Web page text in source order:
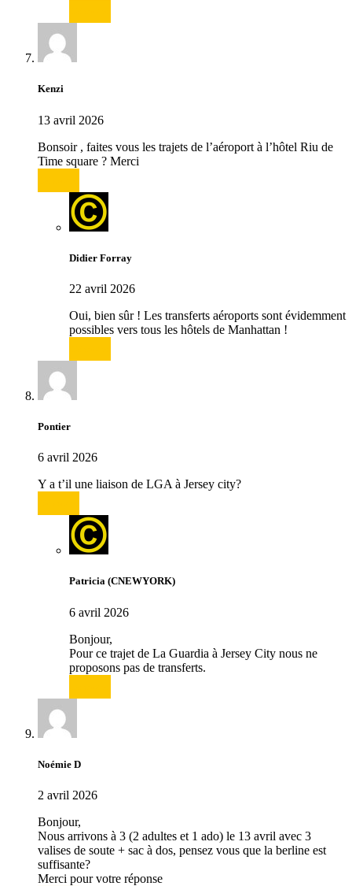
Kenzi
13 avril 2026
Bonsoir , faites vous les trajets de l’aéroport à l’hôtel Riu de
Time square ? Merci
Didier Forray
22 avril 2026
Oui, bien sûr ! Les transferts aéroports sont évidemment
possibles vers tous les hôtels de Manhattan !
Pontier
6 avril 2026
Y a t’il une liaison de LGA à Jersey city?
Patricia (CNEWYORK)
6 avril 2026
Bonjour,
Pour ce trajet de La Guardia à Jersey City nous ne
proposons pas de transferts.
Noémie D
2 avril 2026
Bonjour,
Nous arrivons à 3 (2 adultes et 1 ado) le 13 avril avec 3
valises de soute + sac à dos, pensez vous que la berline est
suffisante?
Merci pour votre réponse